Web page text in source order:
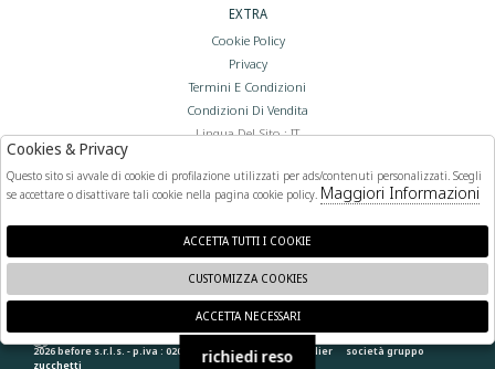
EXTRA
Cookie Policy
Privacy
Termini E Condizioni
Condizioni Di Vendita
Lingua Del Sito : IT
FOLLOW US
2026 before s.r.l.s. - p.iva : 02066400892 powered by atelier società gruppo
zucchetti
🍪
richiedi reso
Cookies & Privacy
Questo sito si avvale di cookie di profilazione utilizzati per ads/contenuti personalizzati. Scegli
se accettare o disattivare tali cookie nella pagina cookie policy. Maggiori Informazioni
ACCETTA TUTTI I COOKIE
CUSTOMIZZA COOKIES
ACCETTA NECESSARI